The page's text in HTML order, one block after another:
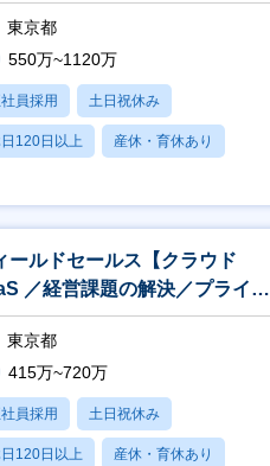
東京都
550万~1120万
員採用 土日祝休み
120日以上 産休・育休あり
ールドセールス【クラウド
／経営課題の解決／プライム
】
東京都
415万~720万
員採用 土日祝休み
120日以上 産休・育休あり